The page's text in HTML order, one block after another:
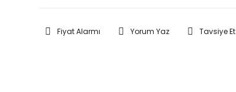
Fiyat Alarmı Yorum Yaz Tavsiye Et